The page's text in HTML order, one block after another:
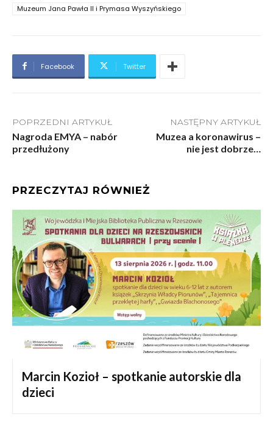
Muzeum Jana Pawła II i Prymasa Wyszyńskiego
Facebook Twitter
POPRZEDNI ARTYKUŁ
Nagroda EMYA – nabór
przedłużony
NASTĘPNY ARTYKUŁ
Muzea a koronawirus –
nie jest dobrze…
PRZECZYTAJ RÓWNIEŻ
Marcin Kozioł – spotkanie autorskie dla
dzieci